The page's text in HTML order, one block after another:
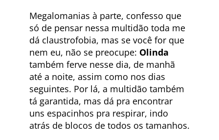
Megalomanias à parte, confesso que
só de pensar nessa multidão toda me
dá claustrofobia, mas se você for que
nem eu, não se preocupe: Olinda
também ferve nesse dia, de manhã
até a noite, assim como nos dias
seguintes. Por lá, a multidão também
tá garantida, mas dá pra encontrar
uns espacinhos pra respirar, indo
atrás de blocos de todos os tamanhos.